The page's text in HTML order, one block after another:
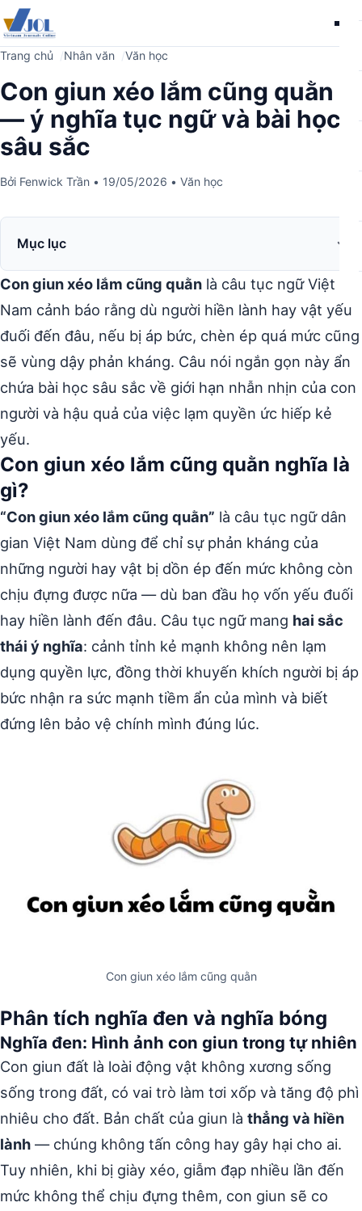
Trang chủ Nhân văn Văn học
Con giun xéo lắm cũng quằn
— ý nghĩa tục ngữ và bài học
sâu sắc
Bởi Fenwick Trần • 19/05/2026 • Văn học
Mục lục
Con giun xéo lắm cũng quằn là câu tục ngữ Việt
Nam cảnh báo rằng dù người hiền lành hay vật yếu
đuối đến đâu, nếu bị áp bức, chèn ép quá mức cũng
sẽ vùng dậy phản kháng. Câu nói ngắn gọn này ẩn
chứa bài học sâu sắc về giới hạn nhẫn nhịn của con
người và hậu quả của việc lạm quyền ức hiếp kẻ
yếu.
Con giun xéo lắm cũng quằn nghĩa là
gì?
“Con giun xéo lắm cũng quằn” là câu tục ngữ dân
gian Việt Nam dùng để chỉ sự phản kháng của
những người hay vật bị dồn ép đến mức không còn
chịu đựng được nữa — dù ban đầu họ vốn yếu đuối
hay hiền lành đến đâu. Câu tục ngữ mang hai sắc
thái ý nghĩa: cảnh tỉnh kẻ mạnh không nên lạm
dụng quyền lực, đồng thời khuyến khích người bị áp
bức nhận ra sức mạnh tiềm ẩn của mình và biết
đứng lên bảo vệ chính mình đúng lúc.
Con giun xéo lắm cũng quằn
Phân tích nghĩa đen và nghĩa bóng
Nghĩa đen: Hình ảnh con giun trong tự nhiên
Con giun đất là loài động vật không xương sống
sống trong đất, có vai trò làm tơi xốp và tăng độ phì
nhiêu cho đất. Bản chất của giun là thẳng và hiền
lành — chúng không tấn công hay gây hại cho ai.
Tuy nhiên, khi bị giày xéo, giẫm đạp nhiều lần đến
mức không thể chịu đựng thêm, con giun sẽ co